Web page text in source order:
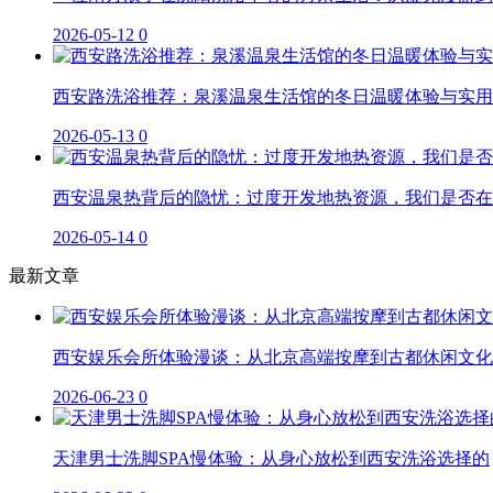
2026-05-12 0
西安路洗浴推荐：泉溪温泉生活馆的冬日温暖体验与实
2026-05-13 0
西安温泉热背后的隐忧：过度开发地热资源，我们是否
2026-05-14 0
最新文章
西安娱乐会所体验漫谈：从北京高端按摩到古都休闲文化
2026-06-23 0
天津男士洗脚SPA慢体验：从身心放松到西安洗浴选择的